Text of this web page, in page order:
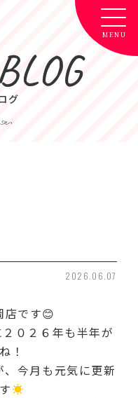
グ
2026.06.07
店です😊
０２６年も半年が
！
今月も元気に更新
☀